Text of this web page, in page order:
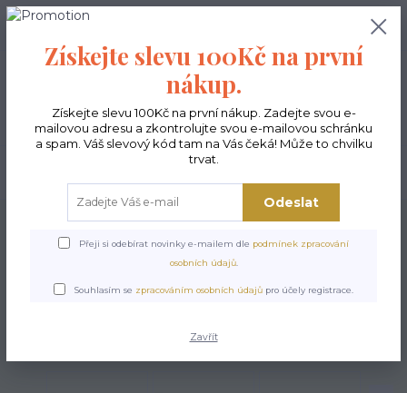
0,00 Kč
Úvod Vaky na záda Vak na záda - Love cats
Vak na záda - Love cats
Získejte slevu 100Kč na první
nákup.
Získejte slevu 100Kč na první nákup. Zadejte svou e-
mailovou adresu a zkontrolujte svou e-mailovou schránku
a spam. Váš slevový kód tam na Vás čeká! Může to chvilku
trvat.
Odeslat
Přeji si odebírat novinky e-mailem dle podmínek zpracování
osobních údajů.
Souhlasím se zpracováním osobních údajů pro účely registrace.
Zavřít